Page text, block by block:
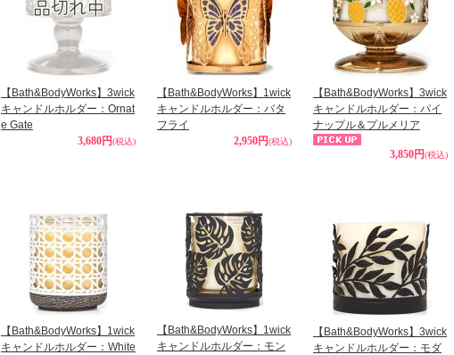
【Bath&BodyWorks】3wick
キャンドルホルダー：Ornat
e Gate
3,680円(税込)
【Bath&BodyWorks】1wick
キャンドルホルダー：バタ
フライ
2,950円(税込)
【Bath&BodyWorks】3wick
キャンドルホルダー：パイ
ナップル＆プルメリア
3,850円(税込)
【Bath&BodyWorks】1wick
キャンドルホルダー：White
【Bath&BodyWorks】1wick
キャンドルホルダー：モン
【Bath&BodyWorks】3wick
キャンドルホルダー：モダ